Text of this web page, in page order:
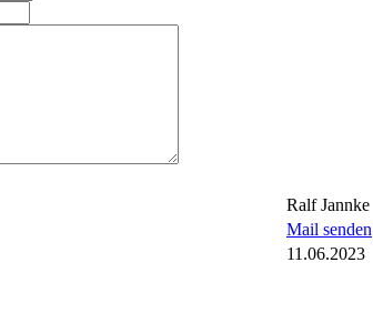
Ralf Jannke
Mail senden
11.06.2023